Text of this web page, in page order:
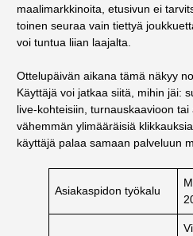
maalimarkkinoita, etusivun ei
toinen seuraa vain tiettyä
voi tuntua liian laajalta.
Ottelupäivän aikana tämä näkyy
Käyttäjä voi jatkaa siitä, mihin jäi:
live-kohteisiin, turnauskaavioon
vähemmän ylimääräisiä
käyttäjä palaa samaan palveluun
Asiakaspidon työkalu